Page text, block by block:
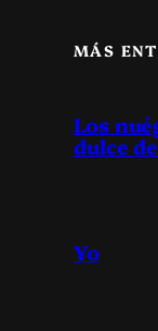
MÁS
Los
dulce
Yo